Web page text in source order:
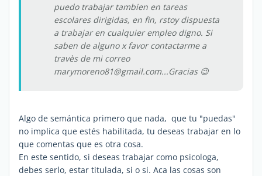
puedo trabajar tambien en tareas
escolares dirigidas, en fin, rstoy dispuesta
a trabajar en cualquier empleo digno. Si
saben de alguno x favor contactarme a
travès de mi correo
marymoreno81@gmail.com...Gracias 😉
Algo de semántica primero que nada, que tu "puedas"
no implica que estés habilitada, tu deseas trabajar en lo
que comentas que es otra cosa.
En este sentido, si deseas trabajar como psicologa,
debes serlo, estar titulada, si o si. Aca las cosas son